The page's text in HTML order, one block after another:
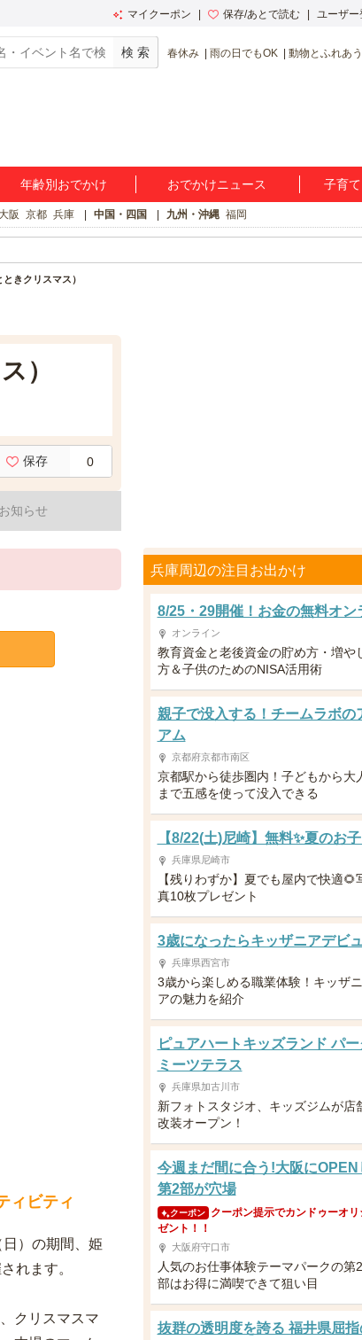
マイクーポン 保存/あとで読む ユーザー
春休み 雨の日でもOK 動物とふれあう
年齢別おでかけ おでかけニュース 子育て
大阪 京都 兵庫 中国・四国 九州・沖縄 福岡
きクリスマス）
）
保存 0
お知らせ
ィビティ
）の期間、姫
れます。
クリスマスマ
兵庫周辺の注目お出かけ
8/25・29開催！お金の無料オン
オンライン
教育資金と老後資金の貯め方・増や
方＆子供のためのNISA活用術
親子で没入する！チームラボの
アム
京都府京都市南区
京都駅から徒歩圏内！子どもから大
まで五感を使って没入できる
【8/22(土)尼崎】無料✨夏のお
兵庫県尼崎市
【残りわずか】夏でも屋内で快適🌻
真10枚プレゼント
3歳になったらキッザニアデビュ
兵庫県西宮市
3歳から楽しめる職業体験！キッザニ
アの魅力を紹介
ピュアハートキッズランド パー
ミーツテラス
兵庫県加古川市
新フォトスタジオ、キッズジムが店
改装オープン！
今週まだ間に合う!大阪に
第2部が穴場
クーポン
クーポン提示でカンドゥーオ
ゼント！！
大阪府守口市
人気のお仕事体験テーマパークの第2
部はお得に満喫できて狙い目
抜群の透明度を誇る 福井県屈